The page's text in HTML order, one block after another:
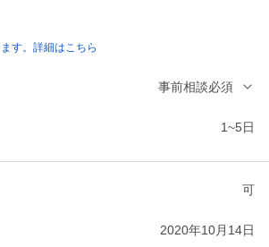
す。詳細はこちら
事前相談必須
1~5日
可
2020年10月14日